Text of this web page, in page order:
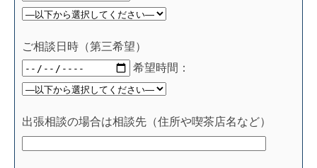
ご相談日時（第三希望）
希望時間：
出張相談の場合は相談先（住所や喫茶店名など）